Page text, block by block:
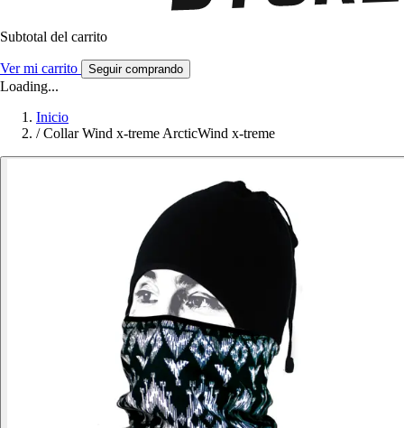
Subtotal del carrito
Ver mi carrito Seguir comprando
Loading...
Inicio
/ Collar Wind x-treme ArcticWind x-treme